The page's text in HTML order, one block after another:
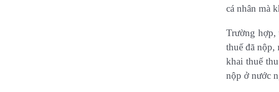
cá nhân mà
Trường hợp,
thuế đã nộp,
khai thuế
nộp ở nước